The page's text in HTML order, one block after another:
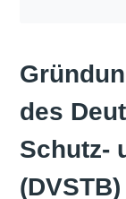
des
Schutz-
(DVSTB)